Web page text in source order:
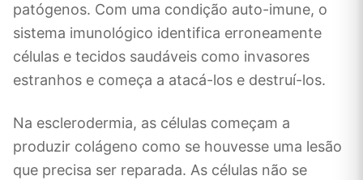
patógenos. Com uma condição auto-imune, o
sistema imunológico identifica erroneamente
células e tecidos saudáveis como invasores
estranhos e começa a atacá-los e destruí-los.
Na esclerodermia, as células começam a
produzir colágeno como se houvesse uma lesão
que precisa ser reparada. As células não se